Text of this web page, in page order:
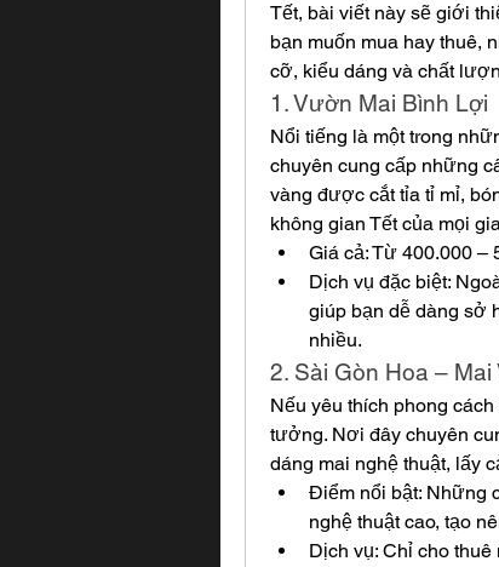
Tết, bài viết này sẽ giới
bạn muốn mua hay thuê,
cỡ, kiểu dáng và chất
1. Vườn Mai Bình Lợi
Nổi tiếng là một trong
chuyên cung cấp những
vàng được cắt tỉa tỉ mỉ,
không gian Tết của mọi
Giá cả: Từ 400.000 –
Dịch vụ đặc biệt:
giúp bạn dễ dàng sở
nhiều.
2. Sài Gòn Hoa –
Nếu yêu thích phong
tưởng. Nơi đây chuyên
dáng mai nghệ thuật, lấy
Điểm nổi bật: Những
nghệ thuật cao, tạo
Dịch vụ: Chỉ cho